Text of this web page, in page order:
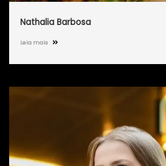
Nathalia Barbosa
Leia mais